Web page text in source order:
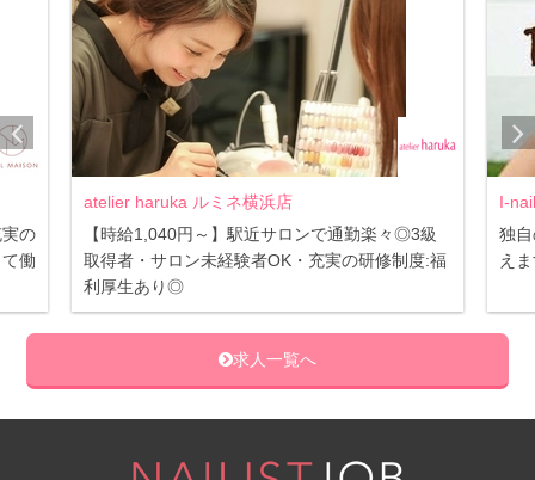
の
働
atelier haruka ルミネ横浜店
【時給1,040円～】駅近サロンで通勤楽々◎3級
取得者・サロン未経験者OK・充実の研修制度:福
利厚生あり◎
I-
独
え
求人一覧へ